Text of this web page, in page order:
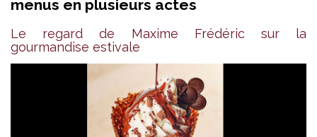
menus en plusieurs actes
Le regard de Maxime Frédéric sur la
gourmandise estivale